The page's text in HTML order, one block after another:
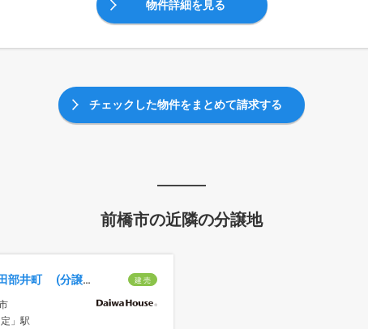
物件詳細を見る
チェックした物件をまとめて請求する
前橋市の近隣の分譲地
建 売
セキュレア田部井町 (分譲住宅)
」駅